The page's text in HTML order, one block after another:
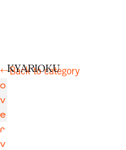
←Back to category
KYARIOKU
o
v
e
r
v